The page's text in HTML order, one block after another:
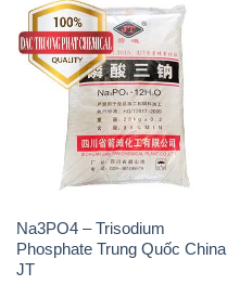
Na3PO4 – Trisodium
Phosphate Trung Quốc China
JT